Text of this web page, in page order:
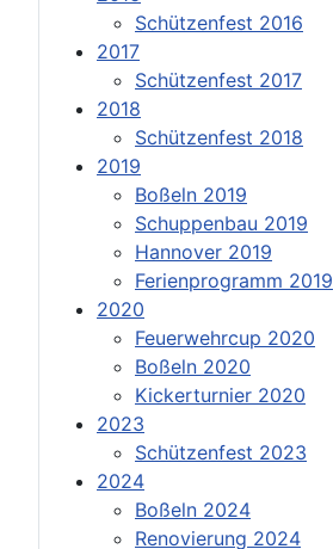
Schützenfest 2016
2017
Schützenfest 2017
2018
Schützenfest 2018
2019
Boßeln 2019
Schuppenbau 2019
Hannover 2019
Ferienprogramm 2019
2020
Feuerwehrcup 2020
Boßeln 2020
Kickerturnier 2020
2023
Schützenfest 2023
2024
Boßeln 2024
Renovierung 2024